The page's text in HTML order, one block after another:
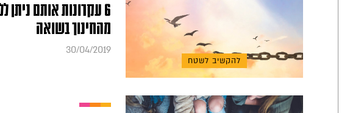
להקשיב לשטח
6 עקרונות אותם ניתן
מהחינוך בשואה
30/04/2019